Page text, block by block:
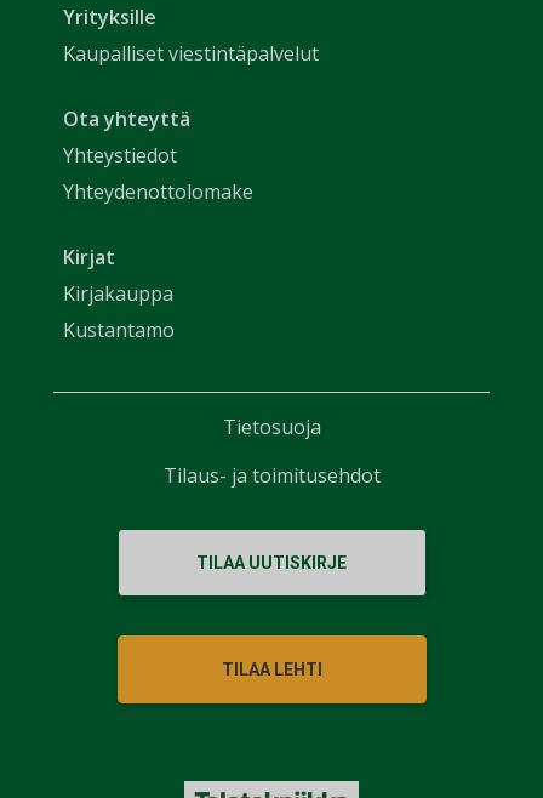
Yrityksille
Kaupalliset viestintäpalvelut
Ota yhteyttä
Yhteystiedot
Yhteydenottolomake
Kirjat
Kirjakauppa
Kustantamo
TILAA UUTISKIRJE
TILAA LEHTI
Tietosuoja
Tilaus- ja toimitusehdot